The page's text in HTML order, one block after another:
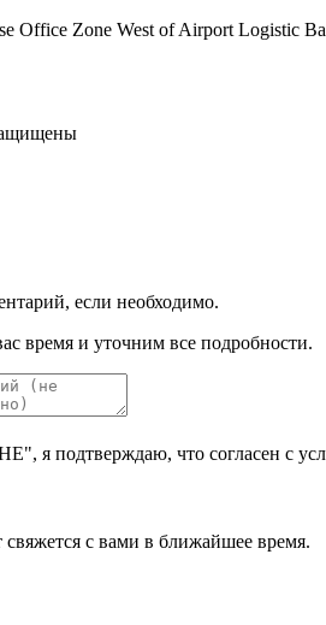
Office Zone West of Airport Logistic
если необходимо.
время и уточним все подробности.
подтверждаю, что согласен с
с вами в ближайшее время.